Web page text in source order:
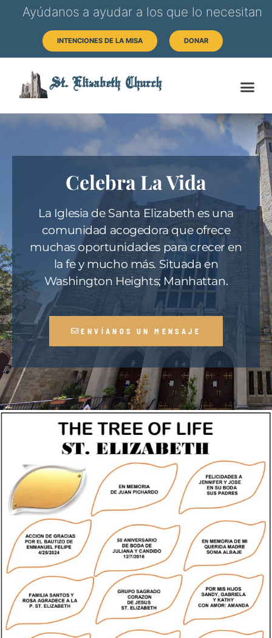
Ayúdanos a ayudar a los que lo necesitan
INTENCIONES DE LA MISA DONAR
St. Elizabeth Church
Celebra La Vida
La Iglesia de Santa Elizabeth es una
comunidad acogedora que ofrece
muchas oportunidades para crecer en
la fe y mucho más. Situada en
Washington Heights; Manhattan.
ENVÍANOS UN MENSAJE